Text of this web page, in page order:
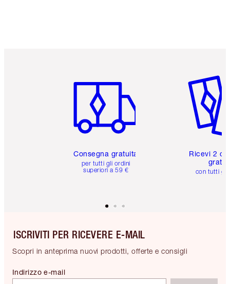
Consegna gratuita
per tutti gli ordini
superiori a 59 €
Ricevi 2
con tutti gli
ISCRIVITI PER RICEVERE E-MAIL
Scopri in anteprima nuovi prodotti, offerte e consigli
Indirizzo e-mail